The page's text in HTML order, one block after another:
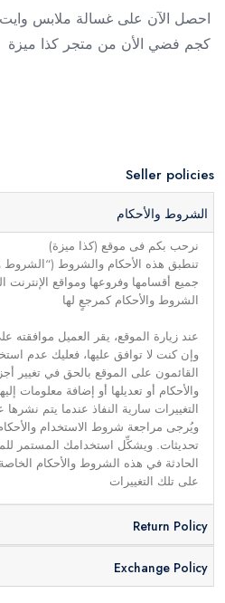
كجم فضي الأن من متجر كذا ميزة
Seller policies
الشروط والأحكام
نرحب بكم فى موقع (كذا ميزة)
تنطبق هذه الأحكام والشروط (“الشروط
جميع أقسامها وفروعها ومواقع الإنترنت
الشروط والأحكام كمرجعٍ لها
عند زيارة الموقع، يقر العميل موافقته
وإن كنت لا توافق عليها، فعليك عدم
القائمون على الموقع بالحق في تغيير
والأحكام أو تعديلها أو إضافة معلومات
التغييرات سارية النفاذ عندما يتم
ويُرجى مراجعة شروط الاستخدام
تحديثات. ويشكِّل استخدامك المستمر
الحادثة في هذه الشروط والأحكام الخاصة
على تلك التغييرات
Return Policy
Exchange Policy